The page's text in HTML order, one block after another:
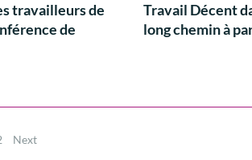
travailleurs de
de
Travail Décent
long chemin à
Next